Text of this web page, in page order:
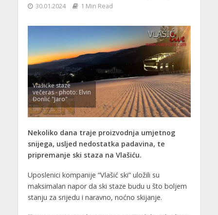
30.01.2024 1 Min Read
Vlašićke staze
večeras - photo: Elvin
Đonlić "Jaro"
Nekoliko dana traje proizvodnja umjetnog
snijega, usljed nedostatka padavina, te
pripremanje ski staza na Vlašiću.
Uposlenici kompanije “Vlašić ski” uložili su
maksimalan napor da ski staze budu u što boljem
stanju za srijedu i naravno, noćno skijanje.